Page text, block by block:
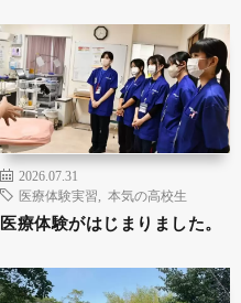
2026.07.31
医療体験実習
本気の高校生
医療体験がはじまりました。